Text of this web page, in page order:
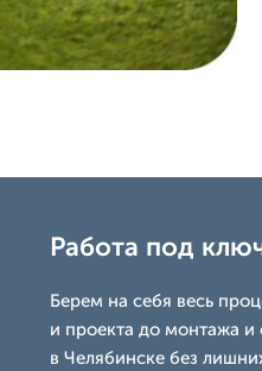
Работа под
Берем на себя весь
и проекта до монтажа и
в Челябинске без